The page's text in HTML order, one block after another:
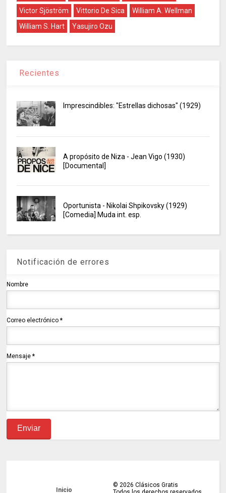
Victor Sjöström
Vittorio De Sica
William A. Wellman
William S. Hart
Yasujiro Ozu
Recientes
Imprescindibles: "Estrellas dichosas" (1929)
A propósito de Niza - Jean Vigo (1930)
[Documental]
Oportunista - Nikolai Shpikovsky (1929)
[Comedia] Muda int. esp.
Notificación de errores
Nombre
Correo electrónico*
Mensaje*
Inicio
© 2026 Clásicos Gratis